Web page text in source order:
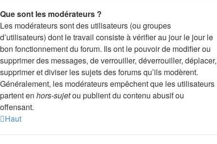
Que sont les modérateurs ?
Les modérateurs sont des utilisateurs (ou groupes
d’utilisateurs) dont le travail consiste à vérifier au jour le jour le
bon fonctionnement du forum. Ils ont le pouvoir de modifier ou
supprimer des messages, de verrouiller, déverrouiller, déplacer,
supprimer et diviser les sujets des forums qu’ils modèrent.
Généralement, les modérateurs empêchent que les utilisateurs
partent en hors-sujetou publient du contenu abusif ou
offensant.
Haut